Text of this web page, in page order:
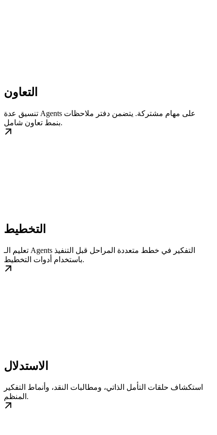
التعاون
تنسيق عدة Agents على مهام مشتركة. يتضمن دفتر ملاحظات
بنمط تعاون شامل.
التخطيط
تعليم الـ Agents التفكير في خطط متعددة المراحل قبل التنفيذ
باستخدام أدوات التخطيط.
الاستدلال
استكشاف حلقات التأمل الذاتي، ومطالبات النقد، وأنماط التفكير
المنظم.